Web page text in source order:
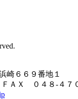
崎６６９番地１
Ｘ ０４８-４７